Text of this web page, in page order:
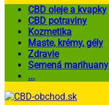
CBD oleje a kvapky
CBD potraviny
Kozmetika
Maste, krémy, gély
Zdravie
Semená marihuany
...